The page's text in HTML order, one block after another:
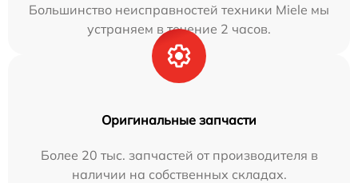
Большинство неисправностей техники Miele мы
устраняем в течение 2 часов.
Оригинальные запчасти
Более 20 тыс. запчастей от производителя в
наличии на собственных складах.